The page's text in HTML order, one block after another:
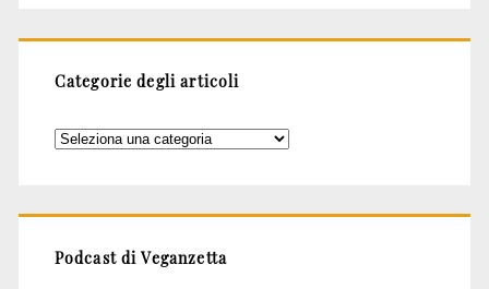
Categorie degli articoli
Categorie
Podcast di Veganzetta